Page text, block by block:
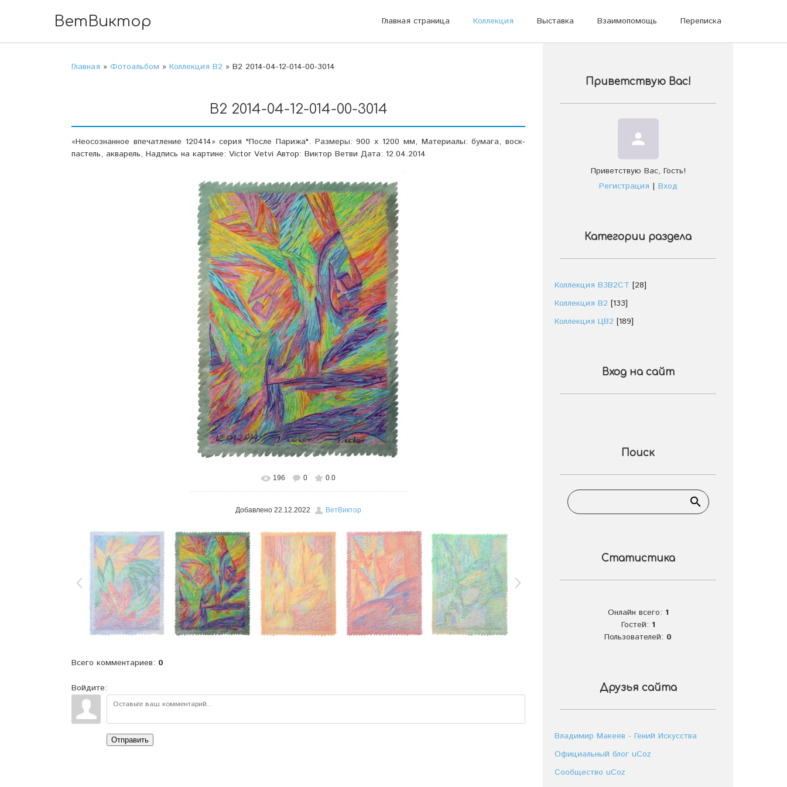
ВетВиктор Главная страница Коллекция Выставка Взаимопомощь Переписка
Главная » Фотоальбом » Коллекция В2 » В2 2014-04-12-014-00-3014
В2 2014-04-12-014-00-3014
«Неосознанное впечатление 120414» серия "После Парижа". Размеры: 900 х 1200 мм, Материалы: бумага, воск-
пастель, акварель, Надпись на картине: Victor Vetvi Автор: Виктор Ветви Дата: 12.04.2014
В реальном размере 448x600
196 0 0.0
Добавлено 22.12.2022 ВетВиктор
Всего комментариев: 0
Войдите:
Отправить
Приветствую Вас!
person
Приветствую Вас, Гость!
Регистрация | Вход
Категории раздела
Коллекция В3В2СТ [28]
Коллекция В2 [133]
Коллекция ЦВ2 [189]
Вход на сайт
Поиск
Статистика
Онлайн всего: 1
Гостей: 1
Пользователей: 0
Друзья сайта
Владимир Макеев - Гений Искусства
Официальный блог uCoz
Сообщество uCoz